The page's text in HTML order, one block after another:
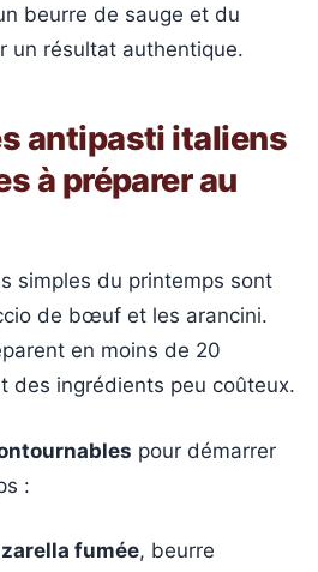
beurre de sauge et du
un résultat authentique.
antipasti italiens
à préparer au
simples du printemps sont
de bœuf et les arancini.
en moins de 20
des ingrédients peu coûteux.
pour démarrer
:
fumée, beurre